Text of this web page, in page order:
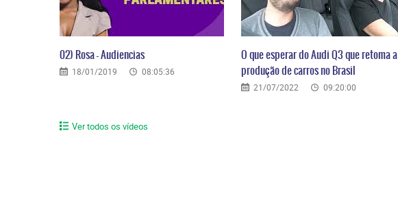
02) Rosa – Audiencias
18/01/2019 08:05:36
O que esperar do Audi Q3 que retoma a
produção de carros no Brasil
21/07/2022 09:20:00
Ver todos os vídeos